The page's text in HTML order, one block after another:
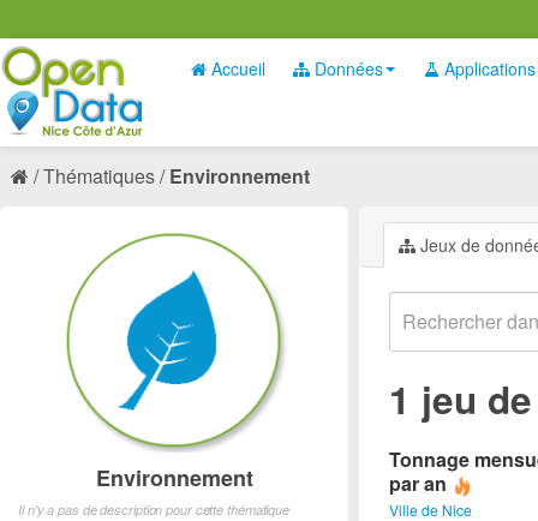
Accueil Données Applications
Thématiques Environnement
Jeux de
1 jeu
Tonnage
par an
Ville de Nice
Environnement
Il n'y a pas de description pour cette thématique